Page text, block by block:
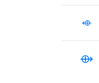
⬲
⟴